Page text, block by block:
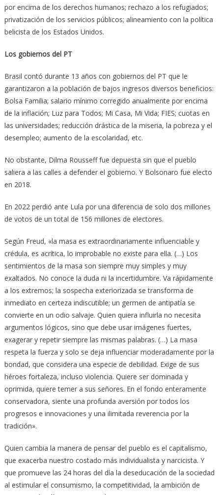
por encima de los derechos humanos; rechazo a los refugiados;
privatización de los servicios públicos; alineamiento con la política
belicista de los Estados Unidos.
Los gobiernos del PT
Brasil contó durante 13 años con gobiernos del PT que le
garantizaron a la población de bajos ingresos diversos beneficios:
Bolsa Familia; salario mínimo corregido anualmente por encima
de la inflación; Luz para Todos; Mi Casa, Mi Vida; FIES; cuotas en
las universidades; reducción drástica de la miseria, la pobreza y el
desempleo; aumento de la escolaridad, etc.
No obstante, Dilma Rousseff fue depuesta sin que el pueblo
saliera a las calles a defender el gobierno. Y Bolsonaro fue electo
en 2018.
En 2022 perdió ante Lula por una diferencia de solo dos millones
de votos de un total de 156 millones de electores.
Según Freud, «la masa es extraordinariamente influenciable y
crédula, es acrítica, lo improbable no existe para ella. (…) Los
sentimientos de la masa son siempre muy simples y muy
exaltados. No conoce la duda ni la incertidumbre. Va rápidamente
a los extremos; la sospecha exteriorizada se transforma de
inmediato en certeza indiscutible; un germen de antipatía se
convierte en un odio salvaje. Quien quiera influirla no necesita
argumentos lógicos, sino que debe usar imágenes fuertes,
exagerar y repetir siempre las mismas palabras. (…) La masa
respeta la fuerza y solo se deja influenciar moderadamente por la
bondad, que considera una especie de debilidad. Exige de sus
héroes fortaleza, incluso violencia. Quiere ser dominada y
oprimida, quiere temer a sus señores. En el fondo enteramente
conservadora, siente una profunda aversión por todos los
progresos e innovaciones y una ilimitada reverencia por la
tradición».
Quien cambia la manera de pensar del pueblo es el capitalismo,
que exacerba nuestro costado más individualista y narcicista. Y
que promueve las 24 horas del día la deseducación de la sociedad
al estimular el consumismo, la competitividad, la ambición de